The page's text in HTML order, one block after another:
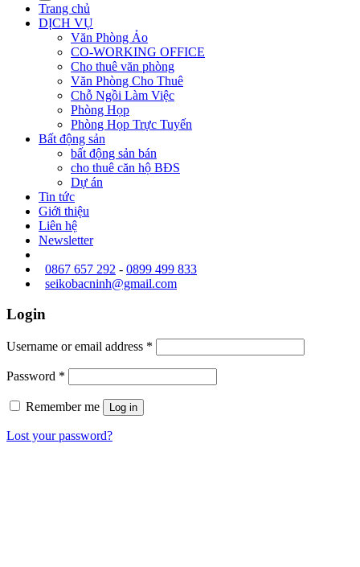
Trang chủ
DỊCH VỤ
Văn Phòng Ảo
CO-WORKING OFFICE
Cho thuê văn phòng
Văn Phòng Cho Thuê
Chỗ Ngồi Làm Việc
Phòng Họp
Phòng Họp Trực Tuyến
Bất động sản
bất động sản bán
cho thuê căn hộ BĐS
Dự án
Tin tức
Giới thiệu
Liên hệ
Newsletter
0867 657 292 - 0899 499 833
seikobacninh@gmail.com
Login
Username or email address *
Password *
Remember me Log in
Lost your password?